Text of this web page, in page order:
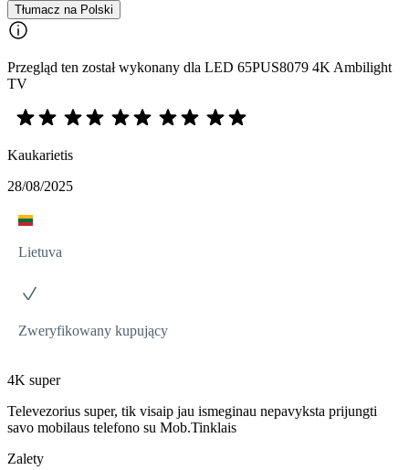
Tłumacz na Polski
Przegląd ten został wykonany dla LED 65PUS8079 4K Ambilight
TV
Kaukarietis
28/08/2025
Lietuva
Zweryfikowany kupujący
4K super
Televezorius super, tik visaip jau ismeginau nepavyksta prijungti
savo mobilaus telefono su Mob.Tinklais
Zalety